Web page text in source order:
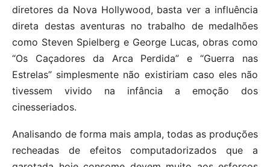
diretores da Nova Hollywood, basta ver a influência
direta destas aventuras no trabalho de medalhões
como Steven Spielberg e George Lucas, obras como
“Os Caçadores da Arca Perdida” e “Guerra nas
Estrelas” simplesmente não existiriam caso eles não
tivessem vivido na infância a emoção dos
cinesseriados.
Analisando de forma mais ampla, todas as produções
recheadas de efeitos computadorizados que a